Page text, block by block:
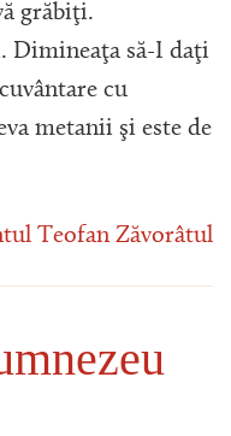
grăbiţi.
Dimineaţa să-I daţi
cu
metanii şi este de
Teofan Zăvorâtul